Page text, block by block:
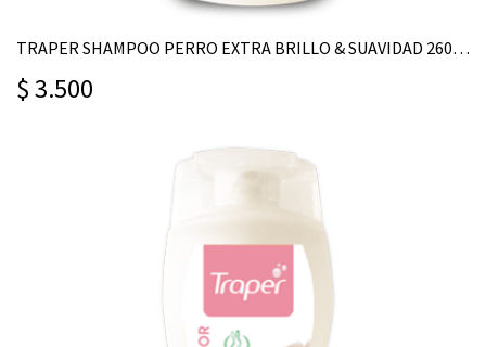
TRAPER SHAMPOO PERRO EXTRA BRILLO & SUAVIDAD 260ML
$ 3.500